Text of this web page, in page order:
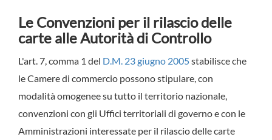
Le Convenzioni per il rilascio delle
carte alle Autorità di Controllo
L'art. 7, comma 1 del D.M. 23 giugno 2005stabilisce che
le Camere di commercio possono stipulare, con
modalità omogenee su tutto il territorio nazionale,
convenzioni con gli Uffici territoriali di governo e con le
Amministrazioni interessate per il rilascio delle carte